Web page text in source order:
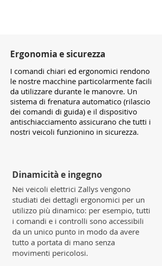
Ergonomia e sicurezza
I comandi chiari ed ergonomici rendono
le nostre macchine particolarmente facili
da utilizzare durante le manovre. Un
sistema di frenatura automatico (rilascio
dei comandi di guida) e il dispositivo
antischiacciamento assicurano che tutti i
nostri veicoli funzionino in sicurezza.
Dinamicità e ingegno
Nei veicoli elettrici Zallys vengono
studiati dei dettagli ergonomici per un
utilizzo più dinamico: per esempio, tutti
i comandi e i controlli sono accessibili
da un unico punto in modo da avere
tutto a portata di mano senza
movimenti pericolosi.